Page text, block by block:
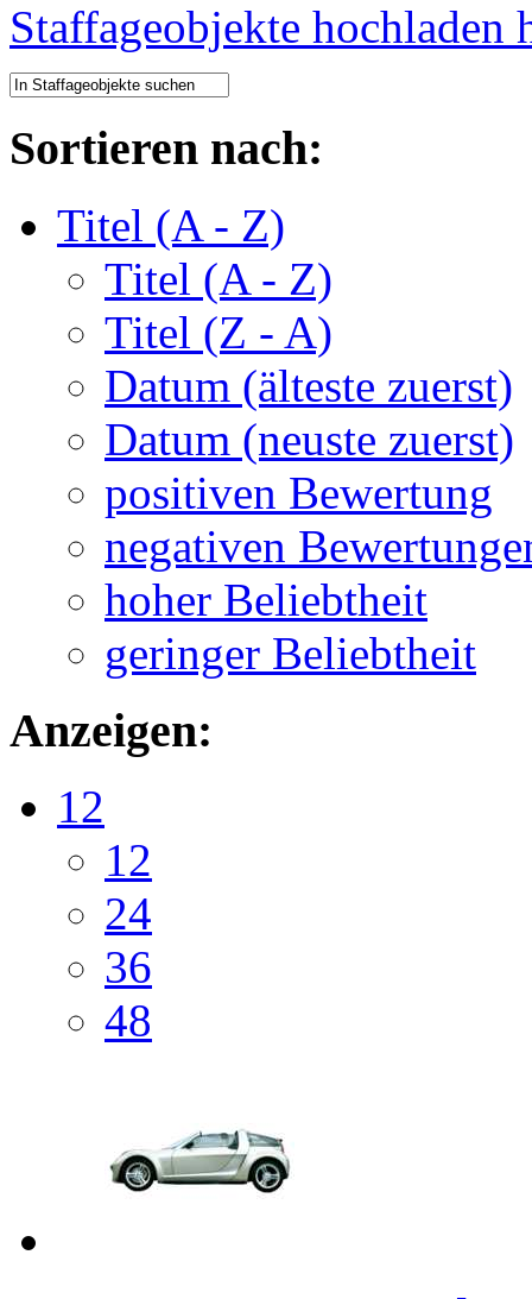
Staffageobjekte hochladen
Sortieren nach:
Titel (A - Z)
Titel (A - Z)
Titel (Z - A)
Datum (älteste zuerst)
Datum (neuste zuerst)
positiven Bewertung
negativen
hoher Beliebtheit
geringer Beliebtheit
Anzeigen:
12
12
24
36
48